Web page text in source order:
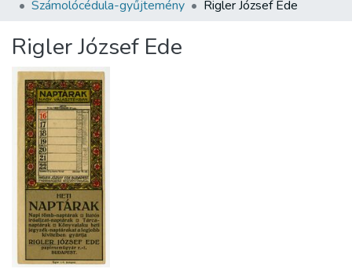
Statistics
About us
Számolócédula-gyűjtemény
Rigler József Ede
Rigler József Ede